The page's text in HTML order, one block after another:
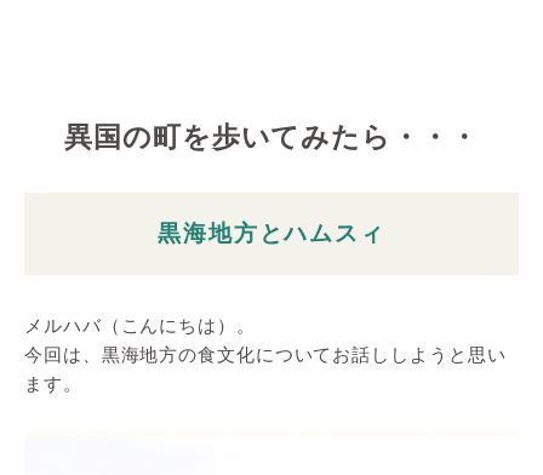
異国の町を歩いてみたら・・・
黒海地方とハムスィ
メルハバ（こんにちは）。
今回は、黒海地方の食文化についてお話ししようと思い
ます。